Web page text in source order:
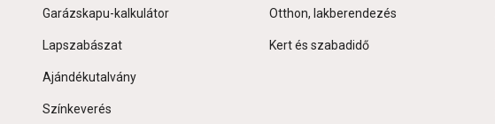
Garázskapu-kalkulátor
Lapszabászat
Ajándékutalvány
Színkeverés
Otthon, lakberendezés
Kert és szabadidő